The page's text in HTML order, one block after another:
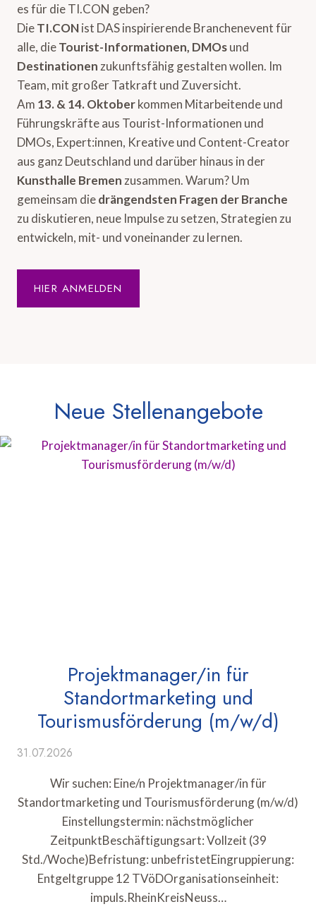
es für die TI.CON geben?
DieTI.CONist DAS inspirierende Branchenevent für
alle, dieTourist-Informationen, DMOsund
Destinationen zukunftsfähig gestalten wollen. Im
Team, mit großer Tatkraft und Zuversicht.
Am 13. & 14. Oktoberkommen Mitarbeitende und
Führungskräfte aus Tourist-Informationen und
DMOs, Expert:innen, Kreative und Content-Creator
aus ganz Deutschland und darüber hinaus in der
Kunsthalle Bremen zusammen. Warum? Um
gemeinsam diedrängendsten Fragen der Branche
zu diskutieren, neue Impulse zu setzen, Strategien zu
entwickeln, mit- und voneinander zu lernen.
HIER ANMELDEN
Neue Stellenangebote
Projektmanager/in für
Standortmarketing und
Tourismusförderung (m/w/d)
31.07.2026
Wir suchen: Eine/n Projektmanager/in für
Standortmarketing und Tourismusförderung (m/w/d)
Einstellungstermin: nächstmöglicher
ZeitpunktBeschäftigungsart: Vollzeit (39
Std./Woche)Befristung: unbefristetEingruppierung:
Entgeltgruppe 12 TVöDOrganisationseinheit:
impuls.RheinKreisNeuss…